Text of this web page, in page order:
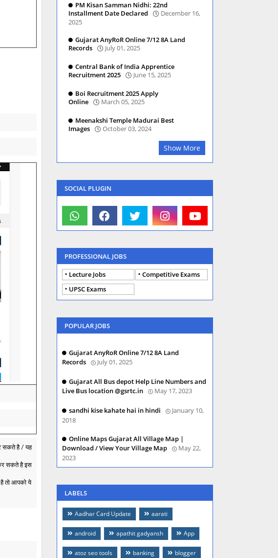
सकते है / यह
सकते है इस
तो आपको ये
PM Kisan Samman Nidhi: 22nd
Installment Date Declared
December 16,
2025
Gujarat AnyRoR Online 7/12 8A Land
Records
July 01, 2025
Central Bank of India Apprentice
Recruitment 2025
June 15, 2025
Boi Recruitment 2025 Apply
Online
March 05, 2025
Meenakshi Temple Madurai Best
Images
October 03, 2024
Show More
SOCIAL PLUGIN
PROFESSIONAL JOBS
Lecture Jobs
Competitive Exams
UPSC Exams
POPULAR JOBS
Gujarat AnyRoR Online 7/12 8A Land
Records
July 01, 2025
Gujarat All Bus depot Help Line Numbers and
Live Bus location @gsrtc.in
May 17, 2023
sandhi kise kahate hai in hindi
January 10,
2018
Online Maps Gujarat All Village Map |
Download / View Your Village Map
May 22,
2023
LABELS
Aadhar Card Update aarati
android apathit gadyansh App
atoz seo tools banking blogger